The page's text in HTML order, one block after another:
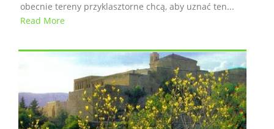
obecnie tereny przyklasztorne chcą, aby uznać ten...
Read More